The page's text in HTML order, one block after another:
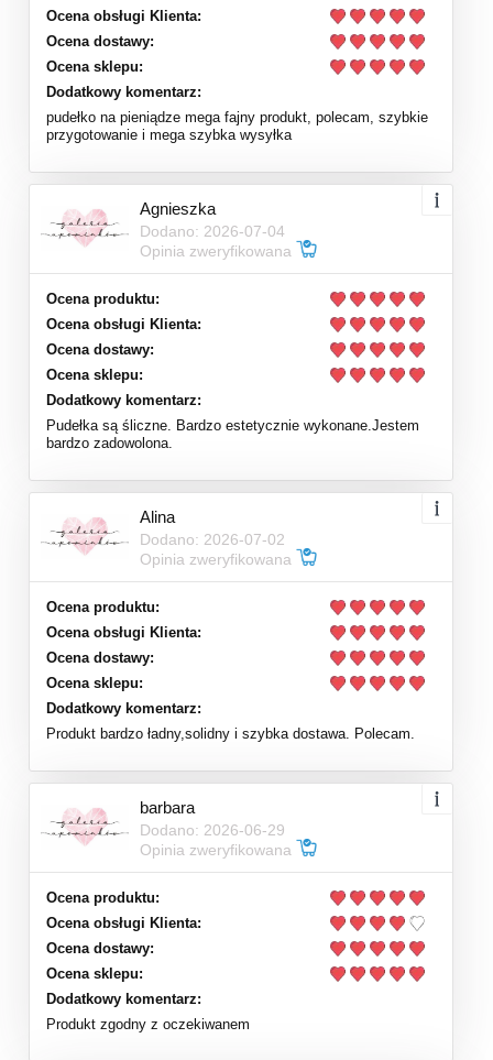
Ocena obsługi Klienta:
Ocena dostawy:
Ocena sklepu:
Dodatkowy komentarz:
pudełko na pieniądze mega fajny produkt, polecam, szybkie
przygotowanie i mega szybka wysyłka
Agnieszka
Dodano: 2026-07-04
Opinia zweryfikowana
Ocena produktu:
Ocena obsługi Klienta:
Ocena dostawy:
Ocena sklepu:
Dodatkowy komentarz:
Pudełka są śliczne. Bardzo estetycznie wykonane.Jestem
bardzo zadowolona.
Alina
Dodano: 2026-07-02
Opinia zweryfikowana
Ocena produktu:
Ocena obsługi Klienta:
Ocena dostawy:
Ocena sklepu:
Dodatkowy komentarz:
Produkt bardzo ładny,solidny i szybka dostawa. Polecam.
barbara
Dodano: 2026-06-29
Opinia zweryfikowana
Ocena produktu:
Ocena obsługi Klienta:
Ocena dostawy:
Ocena sklepu:
Dodatkowy komentarz:
Produkt zgodny z oczekiwanem